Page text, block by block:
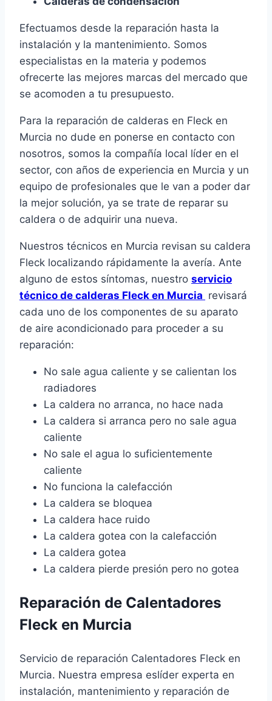
Efectuamos desde la reparación hasta la
instalación y la mantenimiento. Somos
especialistas en la materia y podemos
ofrecerte las mejores marcas del mercado que
se acomoden a tu presupuesto.
Para la reparación de calderas en Fleck en
Murcia no dude en ponerse en contacto con
nosotros, somos la compañía local líder en el
sector, con años de experiencia en Murcia y un
equipo de profesionales que le van a poder dar
la mejor solución, ya se trate de reparar su
caldera o de adquirir una nueva.
Nuestros técnicos en Murcia revisan su caldera
Fleck localizando rápidamente la avería. Ante
alguno de estos síntomas, nuestro servicio
técnico de calderas Fleck en Murcia revisará
cada uno de los componentes de su aparato
de aire acondicionado para proceder a su
reparación:
No sale agua caliente y se calientan los
radiadores
La caldera no arranca, no hace nada
La caldera si arranca pero no sale agua
caliente
No sale el agua lo suficientemente
caliente
No funciona la calefacción
La caldera se bloquea
La caldera hace ruido
La caldera gotea con la calefacción
La caldera gotea
La caldera pierde presión pero no gotea
Reparación de Calentadores
Fleck en Murcia
Servicio de reparación Calentadores Fleck en
Murcia. Nuestra empresa eslíder experta en
instalación, mantenimiento y reparación de